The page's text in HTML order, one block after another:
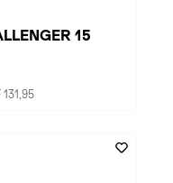
15
131,95